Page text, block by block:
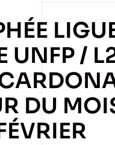
UNFP /
DU